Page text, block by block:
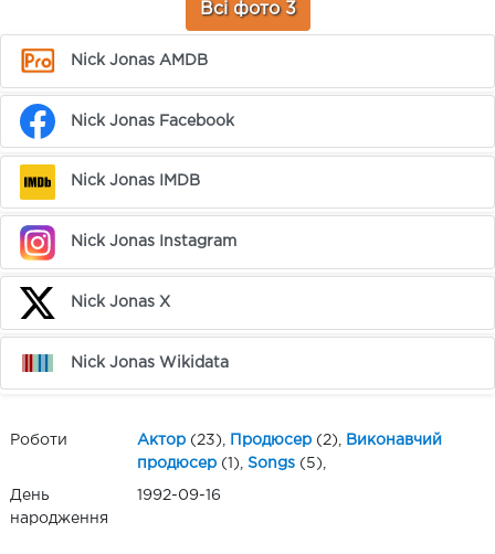
Всі фото 3
Nick Jonas AMDB
Nick Jonas Facebook
Nick Jonas IMDB
Nick Jonas Instagram
Nick Jonas X
Nick Jonas Wikidata
Роботи Актор (23), Продюсер (2),
Виконавчий
продюсер (1), Songs (5),
День
народження
1992-09-16